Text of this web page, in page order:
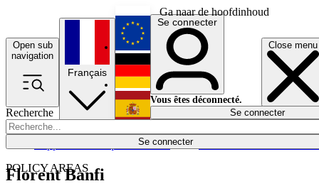
Ga naar de hoofdinhoud
Open sub
navigation
Close menu
Recherche
Se connecter
POLICY AREAS
Économie
Français
English
Deutsch
Español
Se connecter
Vous êtes déconnecté.
Se connecter
Florent Banfi